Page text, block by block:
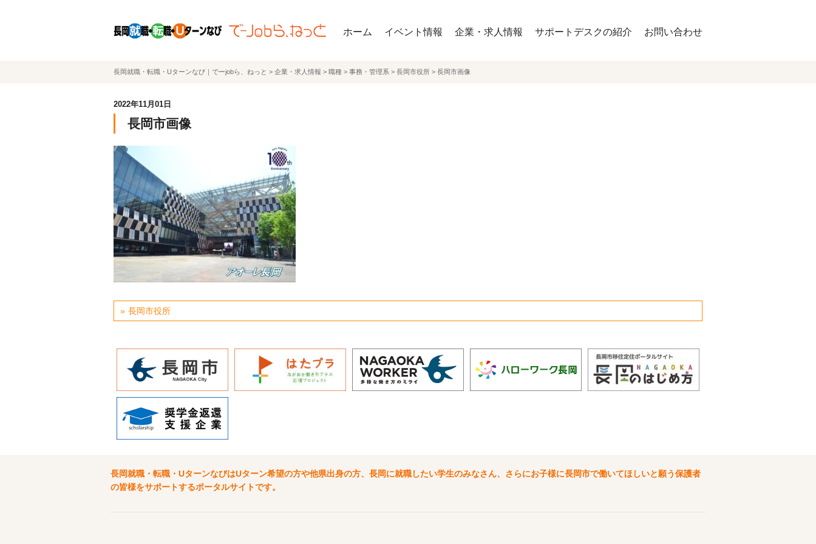
ホーム イベント情報 企業・求人情報 サポートデスクの紹介 お問い合わせ
長岡就職・転職・Uターンなび｜でーjobら、ねっと > 企業・求人情報 > 職種 > 事務・管理系 > 長岡市役所 > 長岡市画像
2022年11月01日
長岡市画像
長岡市役所
長岡就職・転職・UターンなびはUターン希望の方や他県出身の方、長岡に就職したい学生のみなさん、さらにお子様に長岡市で働いてほしいと願う保護者
の皆様をサポートするポータルサイトです。